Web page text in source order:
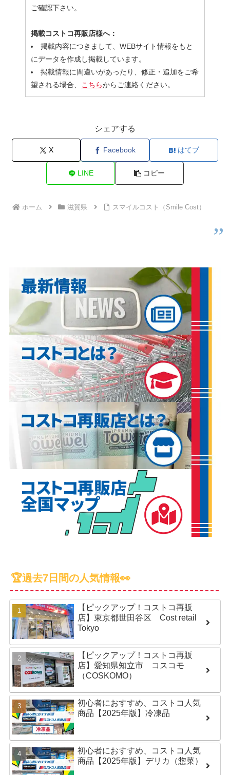
ご確認下さい。
掲載コストコ再販店様へ：
掲載内容につきまして、WEBサイト情報をもと
にデータを作成し掲載しています。
掲載情報に間違いがあったり、修正・追加をご希
望される場合、 こちらからご連絡ください。
シェアする
X Facebook はてブ
LINE コピー
ホーム 滋賀県 スマイルコスト（Smile Cost）
🏆過去7日間の人気情報👀
【ピックアップ！コストコ再販
店】東京都世田谷区 Cost retail
Tokyo
【ピックアップ！コストコ再販
店】愛知県知立市 コスコモ
（COSKOMO）
初心者におすすめ、コストコ人気
商品【2025年版】冷凍品
初心者におすすめ、コストコ人気
商品【2025年版】デリカ（惣菜）